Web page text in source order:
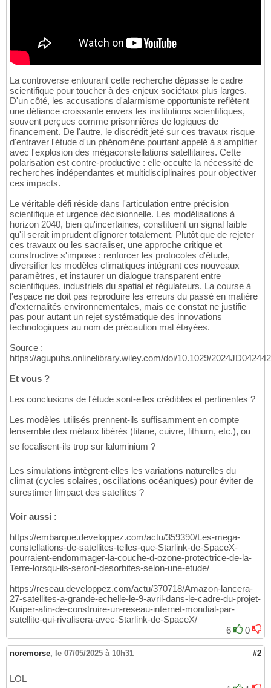
La controverse entourant cette recherche dépasse le cadre
scientifique pour toucher à des enjeux sociétaux plus larges.
D'un côté, les accusations d'alarmisme opportuniste reflètent
une défiance croissante envers les institutions scientifiques,
souvent perçues comme prisonnières de logiques de
financement. De l'autre, le discrédit jeté sur ces travaux risque
d'entraver l'étude d'un phénomène pourtant appelé à s'amplifier
avec l'explosion des mégaconstellations satellitaires. Cette
polarisation est contre-productive : elle occulte la nécessité de
recherches indépendantes et multidisciplinaires pour objectiver
ces impacts.
Le véritable défi réside dans l'articulation entre précision
scientifique et urgence décisionnelle. Les modélisations à
horizon 2040, bien qu'incertaines, constituent un signal faible
qu'il serait imprudent d'ignorer totalement. Plutôt que de rejeter
ces travaux ou les sacraliser, une approche critique et
constructive s'impose : renforcer les protocoles d'étude,
diversifier les modèles climatiques intégrant ces nouveaux
paramètres, et instaurer un dialogue transparent entre
scientifiques, industriels du spatial et régulateurs. La course à
l'espace ne doit pas reproduire les erreurs du passé en matière
d'externalités environnementales, mais ce constat ne justifie
pas pour autant un rejet systématique des innovations
technologiques au nom de précaution mal étayées.
Source :
https://agupubs.onlinelibrary.wiley.com/doi/10.1029/2024JD042442
Et vous ?
Les conclusions de l'étude sont-elles crédibles et pertinentes ?
Les modèles utilisés prennent-ils suffisamment en compte
lensemble des métaux libérés (titane, cuivre, lithium, etc.), ou
se focalisent-ils trop sur laluminium ?
Les simulations intègrent-elles les variations naturelles du
climat (cycles solaires, oscillations océaniques) pour éviter de
surestimer limpact des satellites ?
Voir aussi :
https://embarque.developpez.com/actu/359390/Les-mega-
constellations-de-satellites-telles-que-Starlink-de-SpaceX-
pourraient-endommager-la-couche-d-ozone-protectrice-de-la-
Terre-lorsqu-ils-seront-desorbites-selon-une-etude/
https://reseau.developpez.com/actu/370718/Amazon-lancera-
27-satellites-a-grande-echelle-le-9-avril-dans-le-cadre-du-projet-
Kuiper-afin-de-construire-un-reseau-internet-mondial-par-
satellite-qui-rivalisera-avec-Starlink-de-SpaceX/
6
0
noremorse, le 07/05/2025 à 10h31 #2
LOL